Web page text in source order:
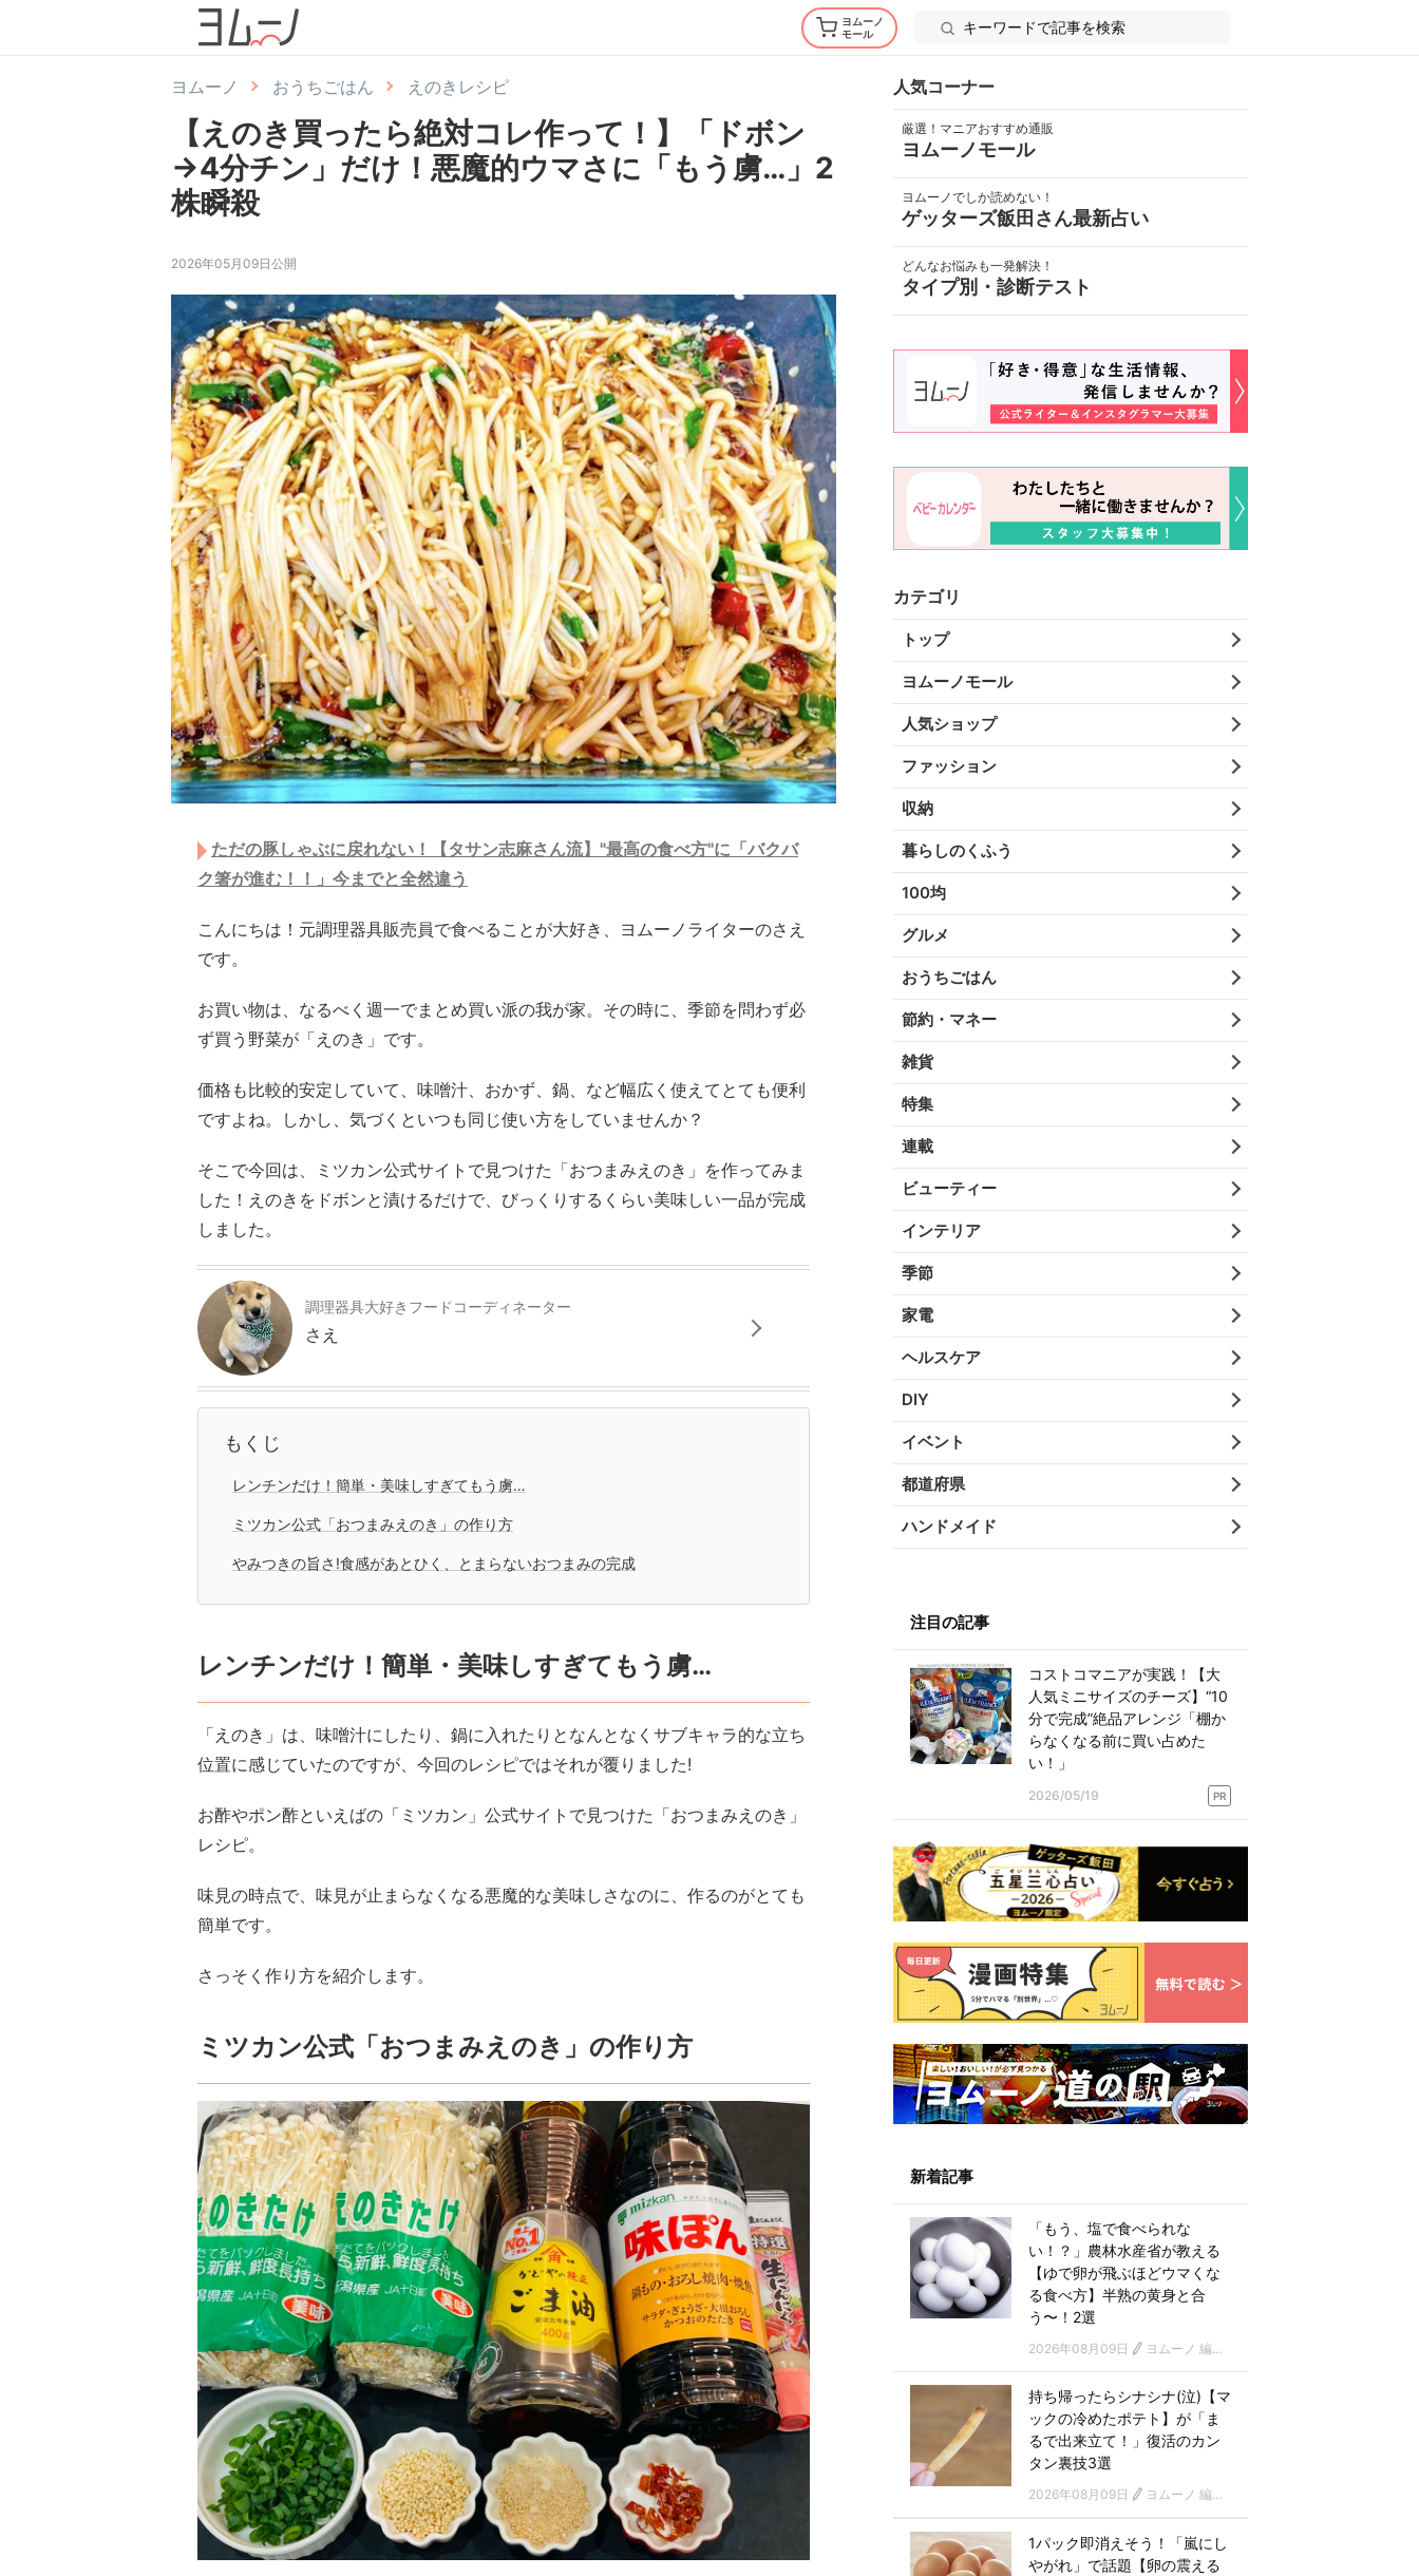
ヨムーノ
モール
ヨムーノ おうちごはん えのきレシピ
【えのき買ったら絶対コレ作って！】「ドボン
→4分チン」だけ！悪魔的ウマさに「もう虜…」2
株瞬殺
2026年05月09日公開
ただの豚しゃぶに戻れない！【タサン志麻さん流】"最高の食べ方"に「バクバ
ク箸が進む！！」今までと全然違う
こんにちは！元調理器具販売員で食べることが大好き、ヨムーノライターのさえ
です。
お買い物は、なるべく週一でまとめ買い派の我が家。その時に、季節を問わず必
ず買う野菜が「えのき」です。
価格も比較的安定していて、味噌汁、おかず、鍋、など幅広く使えてとても便利
ですよね。しかし、気づくといつも同じ使い方をしていませんか？
そこで今回は、ミツカン公式サイトで見つけた「おつまみえのき」を作ってみま
した！えのきをドボンと漬けるだけで、びっくりするくらい美味しい一品が完成
しました。
調理器具大好きフードコーディネーター
さえ
もくじ
レンチンだけ！簡単・美味しすぎてもう虜…
ミツカン公式「おつまみえのき」の作り方
やみつきの旨さ!食感があとひく、とまらないおつまみの完成
レンチンだけ！簡単・美味しすぎてもう虜…
「えのき」は、味噌汁にしたり、鍋に入れたりとなんとなくサブキャラ的な立ち
位置に感じていたのですが、今回のレシピではそれが覆りました!
お酢やポン酢といえばの「ミツカン」公式サイトで見つけた「おつまみえのき」
レシピ。
味見の時点で、味見が止まらなくなる悪魔的な美味しさなのに、作るのがとても
簡単です。
さっそく作り方を紹介します。
ミツカン公式「おつまみえのき」の作り方
人気コーナー
厳選！マニアおすすめ通販
ヨムーノモール
ヨムーノでしか読めない！
ゲッターズ飯田さん最新占い
どんなお悩みも一発解決！
タイプ別・診断テスト
カテゴリ
トップ
ヨムーノモール
人気ショップ
ファッション
収納
暮らしのくふう
100均
グルメ
おうちごはん
節約・マネー
雑貨
特集
連載
ビューティー
インテリア
季節
家電
ヘルスケア
DIY
イベント
都道府県
ハンドメイド
注目の記事
コストコマニアが実践！【大
人気ミニサイズのチーズ】“10
分で完成”絶品アレンジ「棚か
らなくなる前に買い占めた
い！」
2026/05/19 PR
新着記事
「もう、塩で食べられな
い！？」農林水産省が教える
【ゆで卵が飛ぶほどウマくな
る食べ方】半熟の黄身と合
う〜！2選
2026年08月09日 ヨムーノ 編集部
持ち帰ったらシナシナ(泣)【マ
ックの冷めたポテト】が「ま
るで出来立て！」復活のカン
タン裏技3選
2026年08月09日 ヨムーノ 編集部
1パック即消えそう！「嵐にし
やがれ」で話題【卵の震える